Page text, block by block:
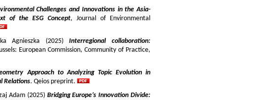
Challenges and Innovations in the Asia-
of the ESG Concept, Journal of Environmental
Agnieszka (2025)Interregional collaboration:
European Commission, Community of Practice,
Approach to Analyzing Topic Evolution in
Relations. Qeios preprint.
Adam (2025) Bridging Europe’s Innovation Divide: